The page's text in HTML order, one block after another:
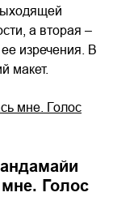
а вторая –
изречения. В
макет.
мне. Голос
Голос